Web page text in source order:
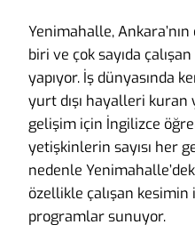
Yenimahalle,
biri ve çok sayıda
yapıyor. İş dünyasında
yurt dışı hayalleri kuran
gelişim için İngilizce
yetişkinlerin sayısı her
nedenle
özellikle çalışan kesimin
programlar sunuyor.